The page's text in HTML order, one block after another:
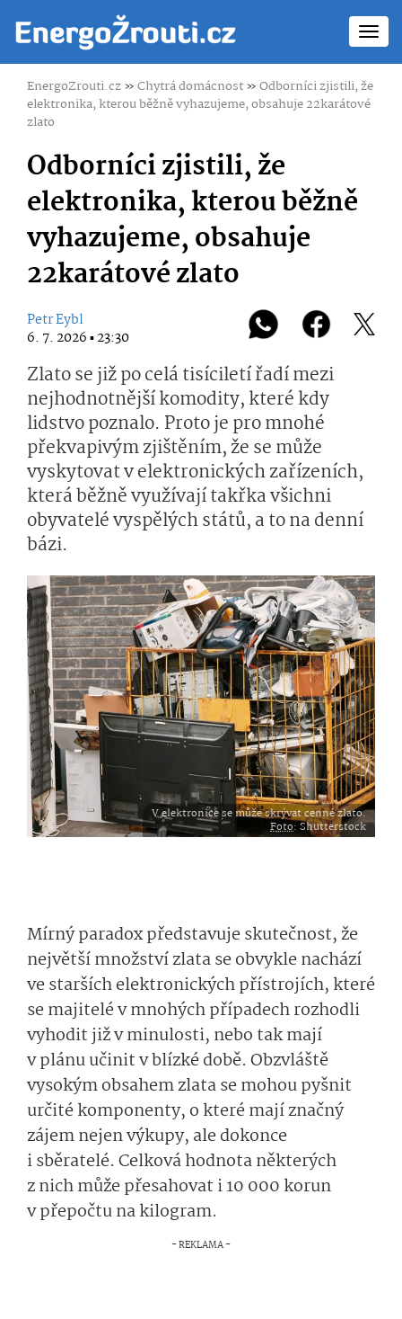
EnergoZrouti.cz»Chytrá domácnost»Odborníci zjistili, že
elektronika, kterou běžně vyhazujeme, obsahuje 22karátové
zlato
Odborníci zjistili, že
elektronika, kterou běžně
vyhazujeme, obsahuje
22karátové zlato
Petr Eybl
6. 7. 2026 ▪ 23:30
Zlato se již po celá tisíciletí řadí mezi
nejhodnotnější komodity, které kdy
lidstvo poznalo. Proto je pro mnohé
překvapivým zjištěním, že se může
vyskytovat v elektronických zařízeních,
která běžně využívají takřka všichni
obyvatelé vyspělých států, a to na denní
bázi.
V elektronice se může skrývat cenné zlato.
Foto: Shutterstock
Mírný paradox představuje skutečnost, že
největší množství zlata se obvykle nachází
ve starších elektronických přístrojích, které
se majitelé v mnohých případech rozhodli
vyhodit již v minulosti, nebo tak mají
v plánu učinit v blízké době. Obzvláště
vysokým obsahem zlata se mohou pyšnit
určité komponenty, o které mají značný
zájem nejen výkupy, ale dokonce
i sběratelé. Celková hodnota některých
z nich může přesahovat i 10 000 korun
v přepočtu na kilogram.